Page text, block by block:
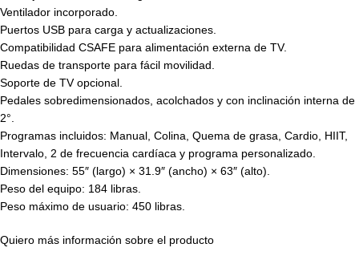
Ventilador incorporado.
Puertos USB para carga y actualizaciones.
Compatibilidad CSAFE para alimentación externa de TV.
Ruedas de transporte para fácil movilidad.
Soporte de TV opcional.
Pedales sobredimensionados, acolchados y con inclinación interna de
2°.
Programas incluidos: Manual, Colina, Quema de grasa, Cardio, HIIT,
Intervalo, 2 de frecuencia cardíaca y programa personalizado.
Dimensiones: 55″ (largo) × 31.9″ (ancho) × 63″ (alto).
Peso del equipo: 184 libras.
Peso máximo de usuario: 450 libras.
Quiero más información sobre el producto